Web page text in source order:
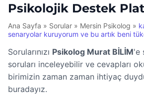
Psikolojik Destek
Ana Sayfa » Sorular » Mersin Psikolog »
senaryolar kuruyorum ve bu artık beni
Sorularınızı Psikolog Murat BİLİM'e
soruları inceleyebilir ve cevapları
birimizin zaman zaman ihtiyaç
buradayız.